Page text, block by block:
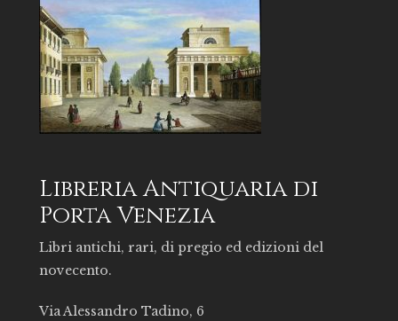
Libreria Antiquaria di
Porta Venezia
Libri antichi, rari, di pregio ed edizioni del
novecento.
Via Alessandro Tadino, 6